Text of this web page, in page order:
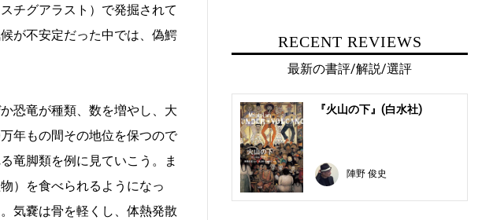
チグアラスト）で発掘されて
が不安定だった中では、偽鰐
恐竜が種類、数を増やし、大
年もの間その地位を保つので
竜脚類を例に見ていこう。ま
）を食べられるようになっ
気嚢は骨を軽くし、体熱発散
RECENT REVIEWS
最新の書評/解説/選評
『火山の下』(白水社)
陣野 俊史